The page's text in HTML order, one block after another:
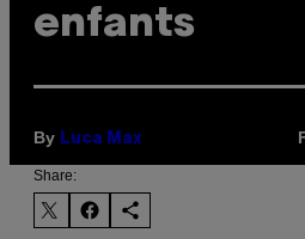
enfants
By Luca Max
Share: